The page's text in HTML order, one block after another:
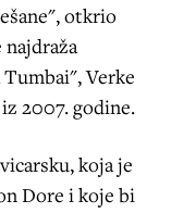
otkrio
Verke
2007. godine.
koja je
Dore i koje bi